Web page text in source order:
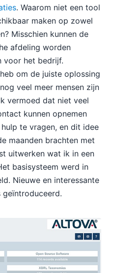
. Waarom niet een tool
maken op zowel
Misschien kunnen de
afdeling worden
voor het bedrijf.
om de juiste oplossing
veel meer mensen zijn
vermoed dat niet veel
kunnen opnemen
te vragen, en dit idee
maanden brachten met
uitwerken wat ik in een
basisysteem werd in
Nieuwe en interessante